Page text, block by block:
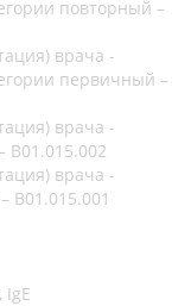
повторный –
врача -
первичный –
врача -
B01.015.002
врача -
B01.015.001
IgE